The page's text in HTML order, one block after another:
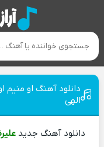
دانلود آهنگ او منیم
الهی
دانلود آهنگ جدید